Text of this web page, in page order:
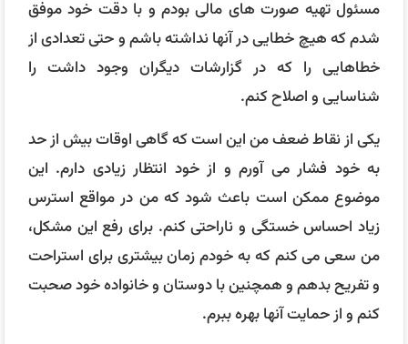
کنم و از حمایت آنها بهره ببرم.
حقوق درخواستی شما چقدر است؟
در پاسخ به این سوال، ابتدا باید تحقیقاتی در مورد دامنه
حقوقی مرتبط با سمت حسابداری در منطقه خود انجام
دهید. بررسی کنید که حقوق متوسط برای حسابداران با
سطح تجربه و مهارت‌های شما چقدر است. همچنین، در
نظر بگیرید که چه مزایایی علاوه بر حقوق پایه برای شما
مهم است، مانند بیمه، امکانات آموزشی، و فرصت‌های
پیشرفت شغلی. با این اطلاعات، می‌توانید یک بازه حقوقی
منصفانه و واقع‌بینانه پیشنهاد دهید که هم بازار کار را